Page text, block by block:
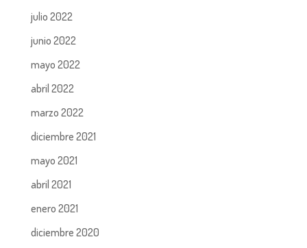
julio 2022
junio 2022
mayo 2022
abril 2022
marzo 2022
diciembre 2021
mayo 2021
abril 2021
enero 2021
diciembre 2020